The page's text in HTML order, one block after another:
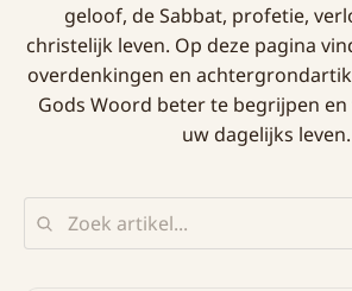
geloof, de Sabbat, profetie,
christelijk leven. Op deze pagina
overdenkingen en
Gods Woord beter te begrijpen
uw dagelijks leven.